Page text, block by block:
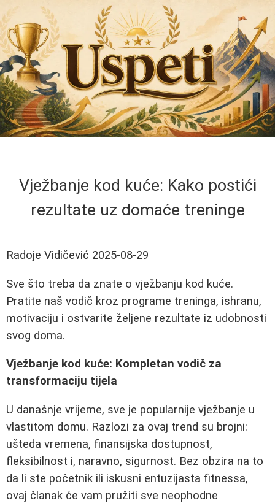
Vježbanje kod kuće: Kako postići
rezultate uz domaće treninge
Radoje Vidičević 2025-08-29
Sve što treba da znate o vježbanju kod kuće.
Pratite naš vodič kroz programe treninga, ishranu,
motivaciju i ostvarite željene rezultate iz udobnosti
svog doma.
Vježbanje kod kuće: Kompletan vodič za
transformaciju tijela
U današnje vrijeme, sve je popularnije vježbanje u
vlastitom domu. Razlozi za ovaj trend su brojni:
ušteda vremena, finansijska dostupnost,
fleksibilnost i, naravno, sigurnost. Bez obzira na to
da li ste početnik ili iskusni entuzijasta fitnessa,
ovaj članak će vam pružiti sve neophodne